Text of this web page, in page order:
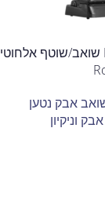
F25 ACE Pro שואב/שוטף אלחוטי
אבק נטען
וניקיון